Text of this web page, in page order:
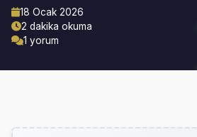
18 Ocak 2026
2 dakika okuma
1 yorum